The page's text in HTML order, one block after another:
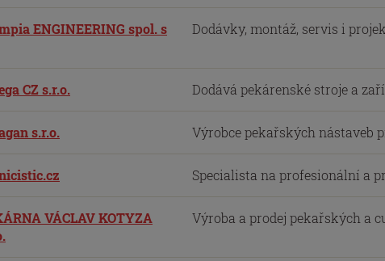
ENGINEERING spol. s
Dodávky, montáž, servis i
CZ s.r.o. Dodává pekárenské stroje a
s.r.o. Výrobce pekařských nástaveb
Specialista na profesionální a
VÁCLAV KOTYZA
Výroba a prodej pekařských a